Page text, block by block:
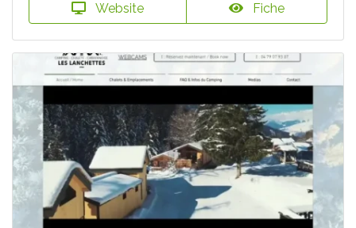
Website Fiche